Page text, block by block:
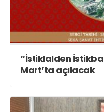
“İstiklalden
Mart’ta açılacak